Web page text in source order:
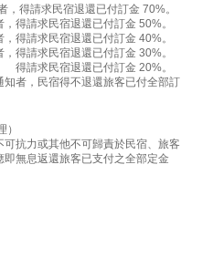
得請求民宿退還已付訂金 70%。
得請求民宿退還已付訂金 50%。
得請求民宿退還已付訂金 40%。
得請求民宿退還已付訂金 30%。
請求民宿退還已付訂金 20%。
者，民宿得不退還旅客已付全部訂
抗力或其他不可歸責於民宿、旅客
無息返還旅客已支付之全部定金